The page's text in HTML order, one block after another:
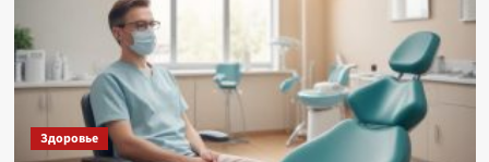
Здоровье